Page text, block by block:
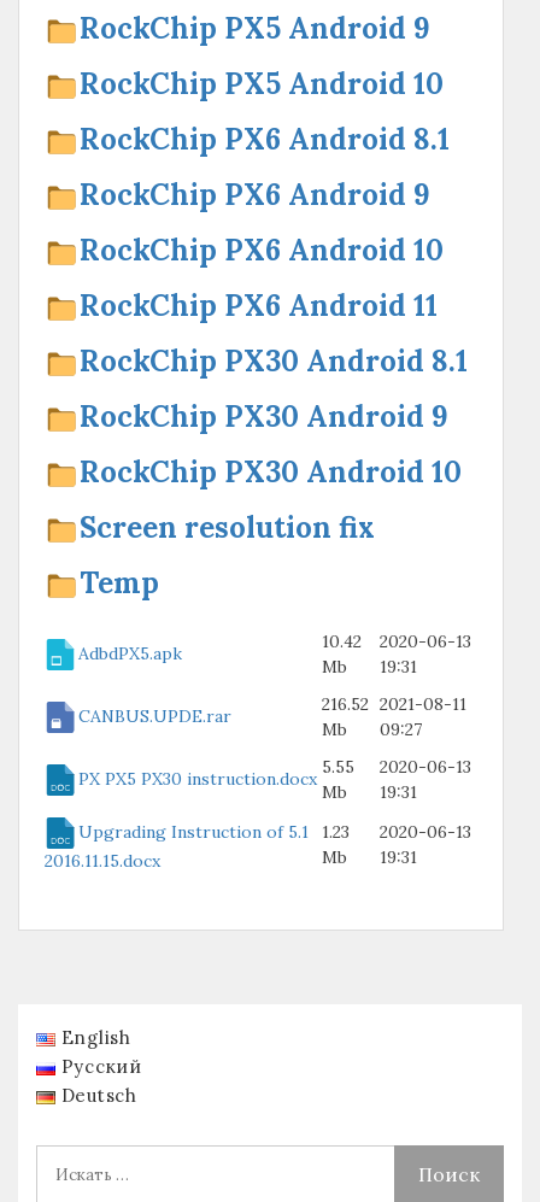
RockChip PX5 Android 9
RockChip PX5 Android 10
RockChip PX6 Android 8.1
RockChip PX6 Android 9
RockChip PX6 Android 10
RockChip PX6 Android 11
RockChip PX30 Android 8.1
RockChip PX30 Android 9
RockChip PX30 Android 10
Screen resolution fix
Temp
AdbdPX5.apk
10.42
Mb
2020-06-13
19:31
CANBUS.UPDE.rar
216.52
Mb
2021-08-11
09:27
PX PX5 PX30 instruction.docx
5.55
Mb
2020-06-13
19:31
Upgrading Instruction of 5.1
2016.11.15.docx
1.23
Mb
2020-06-13
19:31
English
Русский
Deutsch